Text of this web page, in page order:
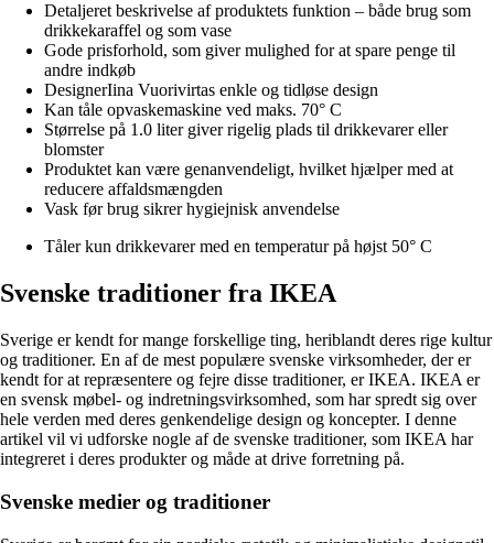
Detaljeret beskrivelse af produktets funktion – både brug som
drikkekaraffel og som vase
Gode prisforhold, som giver mulighed for at spare penge til
andre indkøb
DesignerIina Vuorivirtas enkle og tidløse design
Kan tåle opvaskemaskine ved maks. 70° C
Størrelse på 1.0 liter giver rigelig plads til drikkevarer eller
blomster
Produktet kan være genanvendeligt, hvilket hjælper med at
reducere affaldsmængden
Vask før brug sikrer hygiejnisk anvendelse
Tåler kun drikkevarer med en temperatur på højst 50° C
Svenske traditioner fra IKEA
Sverige er kendt for mange forskellige ting, heriblandt deres rige kultur
og traditioner. En af de mest populære svenske virksomheder, der er
kendt for at repræsentere og fejre disse traditioner, er IKEA. IKEA er
en svensk møbel- og indretningsvirksomhed, som har spredt sig over
hele verden med deres genkendelige design og koncepter. I denne
artikel vil vi udforske nogle af de svenske traditioner, som IKEA har
integreret i deres produkter og måde at drive forretning på.
Svenske medier og traditioner